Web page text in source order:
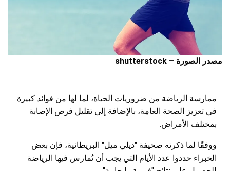
مصدر الصورة – shutterstock
ممارسة الرياضة من ضروريات الحياة، لما لها من فوائد كبيرة
في تعزيز الصحة العامة، بالإضافة إلى تقليل فرص الإصابة
بمختلف الأمراض.
ووفقًا لما ذكرته صحيفة "ديلي ميل" البريطانية، فإن بعض
الخبراء حددوا عدد الأيام التي يجب أن تُمارس فيها الرياضة